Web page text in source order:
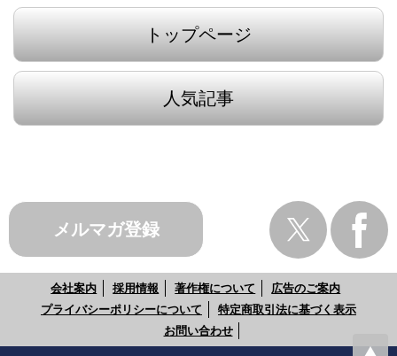
トップページ
人気記事
メルマガ登録
会社案内 採用情報 著作権について
広告のご案内
プライバシーポリシーについて
特定商取引法に基づく表示
お問い合わせ